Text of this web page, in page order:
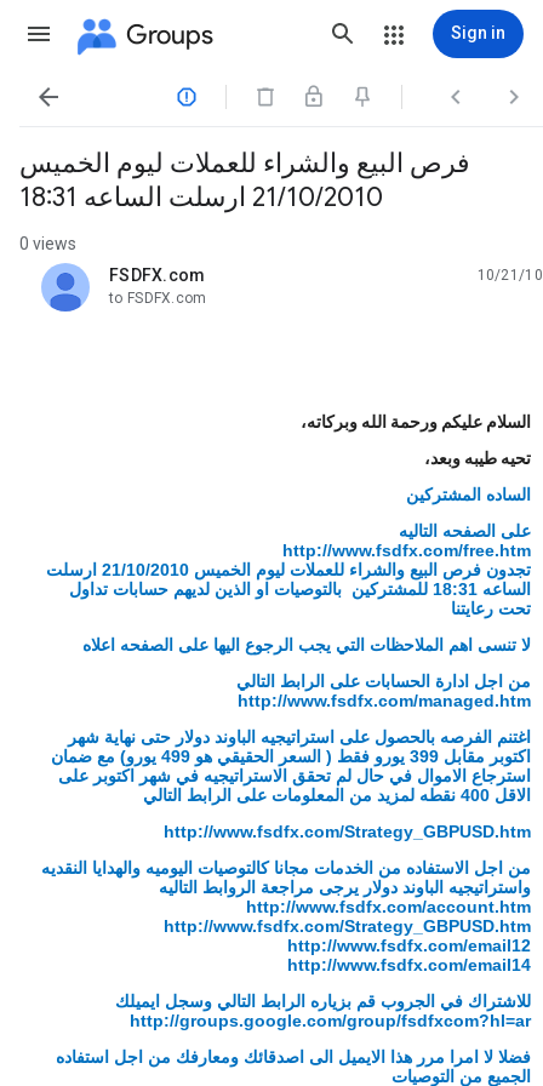
Groups Sign in
   
فرص البيع والشراء للعملات ليوم الخميس
21/10/2010 ارسلت الساعه 18:31
0 views
FSDFX.com
unread,
10/21/10
to FSDFX.com
السلام عليكم ورحمة الله وبركاته،
تحيه طيبه وبعد،
الساده المشتركين
على الصفحه التاليه
http://www.fsdfx.com/free.htm
تجدون فرص البيع والشراء للعملات ليوم
الخميس 21/10/2010 ارسلت
الساعه 18:31 للمشتركين بالتوصيات او الذين لديهم
حسابات تداول
تحت رعايتنا
لا تنسى اهم الملاحظات التي يجب الرجوع اليها على الصفحه اعلاه
من اجل ادارة الحسابات على الرابط التالي
http://www.fsdfx.com/managed.htm
اغتنم الفرصه بالحصول على استراتيجيه الباوند دولار حتى نهاية شهر
اكتوبر مقابل 399 يورو فقط ( السعر الحقيقي هو 499 يورو) مع ضمان
استرجاع الاموال في حال لم تحقق الاستراتيجيه في شهر اكتوبر على
الاقل 400 نقطه لمزيد من المعلومات على الرابط التالي
http://www.fsdfx.com/Strategy_GBPUSD.htm
من اجل الاستفاده من الخدمات مجانا كالتوصيات اليوميه والهدايا النقديه
واستراتيجيه الباوند دولار يرجى مراجعة الروابط التاليه
http://www.fsdfx.com/account.htm
http://www.fsdfx.com/Strategy_GBPUSD.htm
http://www.fsdfx.com/email12
http://www.fsdfx.com/email14
للاشتراك في الجروب قم بزياره الرابط التالي وسجل ايميلك
http://groups.google.com/group/fsdfxcom?hl=ar
فضلا لا امرا مرر هذا الايميل الى اصدقائك ومعارفك من اجل استفاده
الجميع من التوصيات